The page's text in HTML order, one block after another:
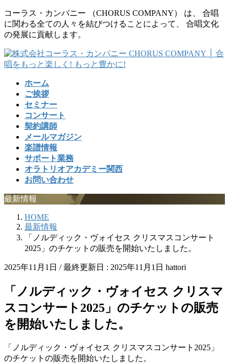
コ
ン
テ
ツ
に
ナ
ビ
ゲ
シ
ョ
コーラス・カンパニー （CHORUS COMPANY） は、 合唱
に関わる全ての人々を結びつけることによって、 合唱文化
の発展に貢献します。
ホーム
ご挨拶
セミナー
コンサート
契約講師
メールマガジン
楽譜情報
サポート業務
オラトリオアカデミー関西
お問い合わせ
最新情報
HOME
最新情報
「ノルディック・ヴォイセス クリスマスコンサート
2025」のチケットの販売を開始いたしました。
2025年11月1日 / 最終更新日 : 2025年11月1日 hattori
「ノルディック・ヴォイセス クリスマ
スコンサート2025」のチケットの販売
を開始いたしました。
「ノルディック・ヴォイセス クリスマスコンサート2025」
のチケットの販売を開始いたしました。